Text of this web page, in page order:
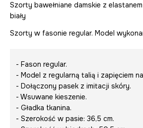
Szorty bawełniane damskie z
biały
Szorty w fasonie regular. Model
- Fason regular.
- Model z regularną talią i zapięciem
- Dołączony pasek z imitacji skóry.
- Wsuwane kieszenie.
- Gładka tkanina.
- Szerokość w pasie: 36,5 cm.